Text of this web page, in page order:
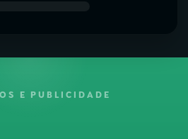
E PUBLICIDADE